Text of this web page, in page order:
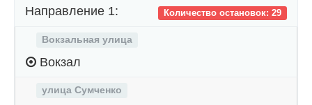
Количество остановок: 29
Направление 1:
Вокзальная улица
Вокзал
улица Сумченко